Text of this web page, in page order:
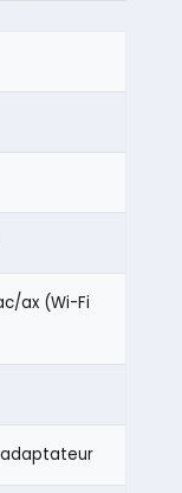
ax (Wi-Fi
adaptateur